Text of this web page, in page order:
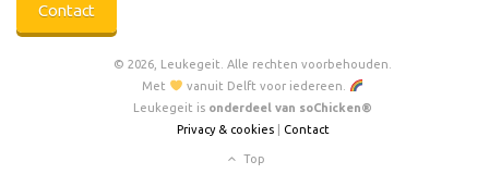
Contact
© 2026, Leukegeit. Alle rechten voorbehouden.
Met
vanuit Delft voor iedereen.
Leukegeit is onderdeel van soChicken®
Privacy & cookies| Contact
Top